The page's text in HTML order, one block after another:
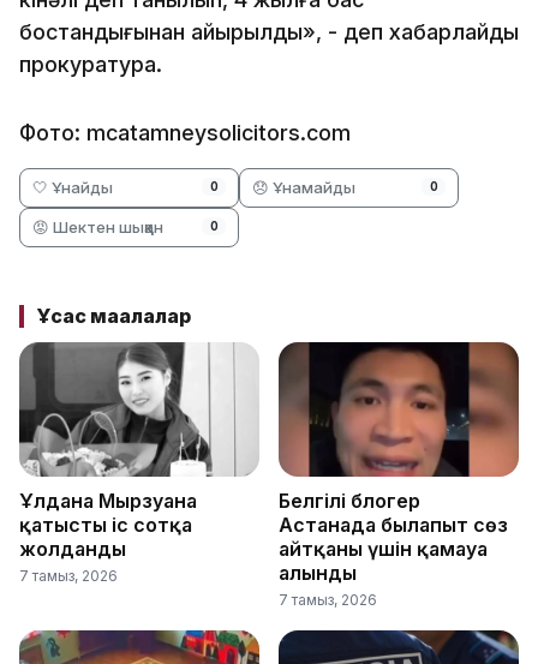
бостандығынан айырылды», - деп хабарлайды
прокуратура.
Фото: mcatamneysolicitors.com
🤍 Ұнайды 0 😞 Ұнамайды 0
😡 Шектен шыққан 0
Ұқсас мақалалар
Ұлдана Мырзуанға
қатысты іс сотқа
жолданды
7 тамыз, 2026
Белгілі блогер
Астанада былапыт сөз
айтқаны үшін қамауға
алынды
7 тамыз, 2026